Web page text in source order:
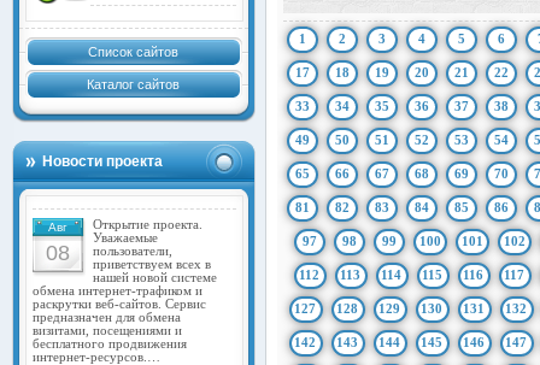
Список сайтов
Каталог сайтов
Новости проекта
Авг
08
Открытие проекта.
Уважаемые
пользователи,
приветствуем всех в
нашей новой системе
обмена интернет-трафиком и
раскрутки веб-сайтов. Сервис
предназначен для обмена
визитами, посещениями и
бесплатного продвижения
интернет-ресурсов.…
1 2 3 4 5 6
17 18 19 20 21 22
33 34 35 36 37 38
49 50 51 52 53 54
65 66 67 68 69 70
81 82 83 84 85 86
97 98 99 100 101 102
112 113 114 115 116 117
127 128 129 130 131 132
142 143 144 145 146 147